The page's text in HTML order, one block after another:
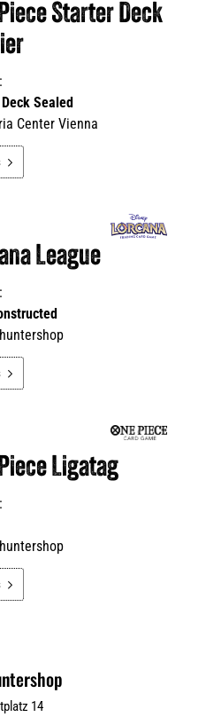
Starter Deck
Sealed
Center Vienna

League

Ligatag

14